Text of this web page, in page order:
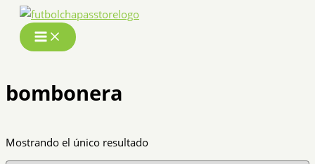
contenido
bombonera
Mostrando el único resultado